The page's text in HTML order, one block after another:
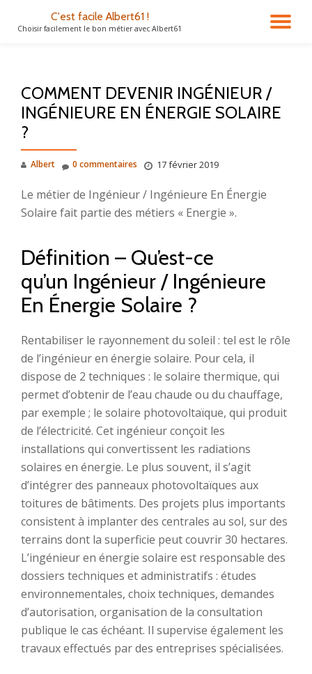
C'est facile Albert61 !
Choisir facilement le bon métier avec Albert61
COMMENT DEVENIR INGÉNIEUR /
INGÉNIEURE EN ÉNERGIE SOLAIRE
?
Albert 17 février 2019
0 commentaires
Le métier de Ingénieur / Ingénieure En Énergie
Solaire fait partie des métiers « Energie ».
Définition – Qu’est-ce
qu’un Ingénieur / Ingénieure
En Énergie Solaire ?
Rentabiliser le rayonnement du soleil : tel est le rôle
de l’ingénieur en énergie solaire. Pour cela, il
dispose de 2 techniques : le solaire thermique, qui
permet d’obtenir de l’eau chaude ou du chauffage,
par exemple ; le solaire photovoltaïque, qui produit
de l’électricité. Cet ingénieur conçoit les
installations qui convertissent les radiations
solaires en énergie. Le plus souvent, il s’agit
d’intégrer des panneaux photovoltaïques aux
toitures de bâtiments. Des projets plus importants
consistent à implanter des centrales au sol, sur des
terrains dont la superficie peut couvrir 30 hectares.
L’ingénieur en énergie solaire est responsable des
dossiers techniques et administratifs : études
environnementales, choix techniques, demandes
d’autorisation, organisation de la consultation
publique le cas échéant. Il supervise également les
travaux effectués par des entreprises spécialisées.